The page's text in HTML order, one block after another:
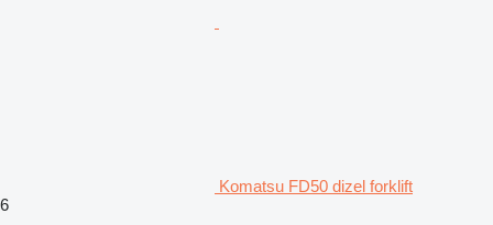
Komatsu FD50 dizel forklift
6